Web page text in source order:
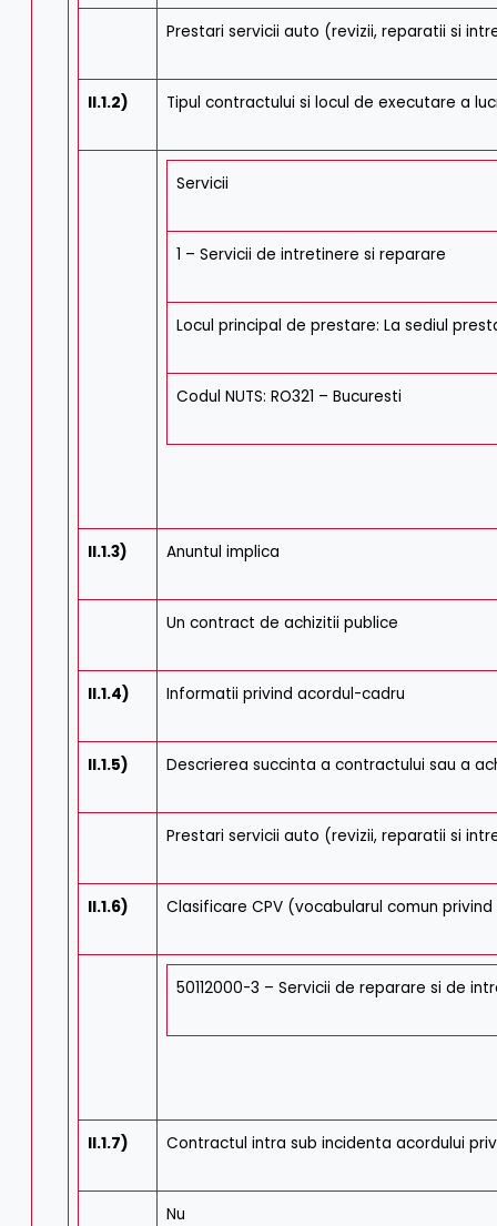
Prestari servicii auto (revizii, reparatii si
II.1.2) Tipul contractului si locul de executare a
Servicii
1 – Servicii de intretinere si reparare
Locul principal de prestare: La sediul
Codul NUTS: RO321 – Bucuresti
II.1.3) Anuntul implica
Un contract de achizitii publice
II.1.4) Informatii privind acordul-cadru
II.1.5) Descrierea succinta a contractului sau a
Prestari servicii auto (revizii, reparatii si
II.1.6) Clasificare CPV (vocabularul comun
50112000-3 – Servicii de reparare si de
II.1.7) Contractul intra sub incidenta acordului
Nu